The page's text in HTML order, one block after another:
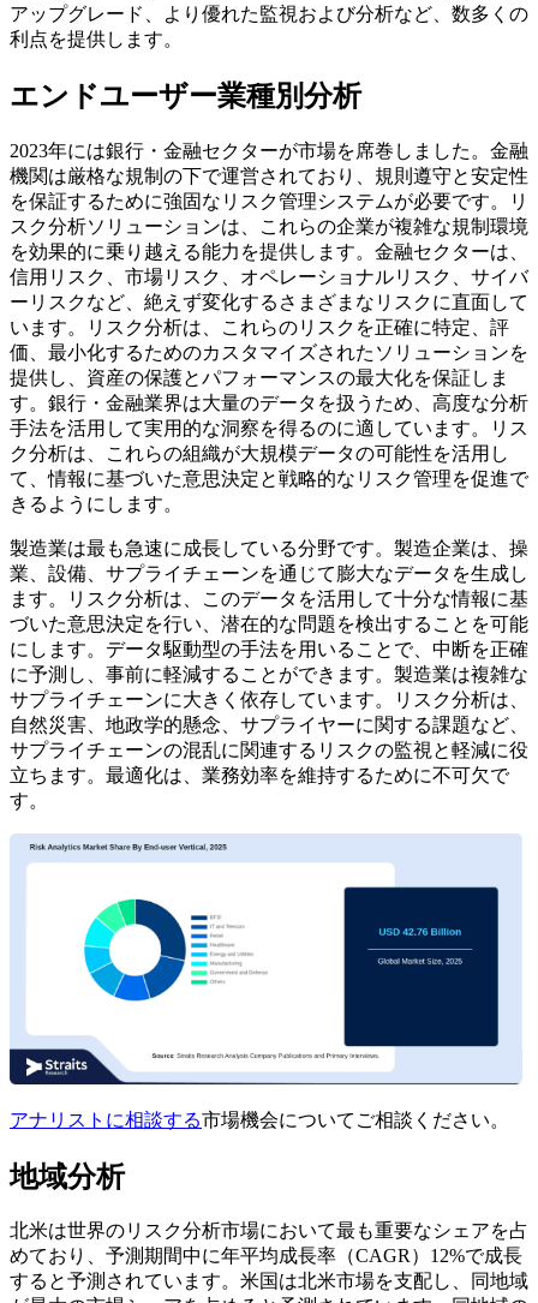
アップグレード、より優れた監視および分析など、数多くの
利点を提供します。
エンドユーザー業種別分析
2023年には銀行・金融セクターが市場を席巻しました。金融
機関は厳格な規制の下で運営されており、規則遵守と安定性
を保証するために強固なリスク管理システムが必要です。リ
スク分析ソリューションは、これらの企業が複雑な規制環境
を効果的に乗り越える能力を提供します。金融セクターは、
信用リスク、市場リスク、オペレーショナルリスク、サイバ
ーリスクなど、絶えず変化するさまざまなリスクに直面して
います。リスク分析は、これらのリスクを正確に特定、評
価、最小化するためのカスタマイズされたソリューションを
提供し、資産の保護とパフォーマンスの最大化を保証しま
す。銀行・金融業界は大量のデータを扱うため、高度な分析
手法を活用して実用的な洞察を得るのに適しています。リス
ク分析は、これらの組織が大規模データの可能性を活用し
て、情報に基づいた意思決定と戦略的なリスク管理を促進で
きるようにします。
製造業は最も急速に成長している分野です。製造企業は、操
業、設備、サプライチェーンを通じて膨大なデータを生成し
ます。リスク分析は、このデータを活用して十分な情報に基
づいた意思決定を行い、潜在的な問題を検出することを可能
にします。データ駆動型の手法を用いることで、中断を正確
に予測し、事前に軽減することができます。製造業は複雑な
サプライチェーンに大きく依存しています。リスク分析は、
自然災害、地政学的懸念、サプライヤーに関する課題など、
サプライチェーンの混乱に関連するリスクの監視と軽減に役
立ちます。最適化は、業務効率を維持するために不可欠で
す。
アナリストに相談する市場機会についてご相談ください。
地域分析
北米は世界のリスク分析市場において最も重要なシェアを占
めており、予測期間中に年平均成長率（CAGR）12%で成長
すると予測されています。米国は北米市場を支配し、同地域